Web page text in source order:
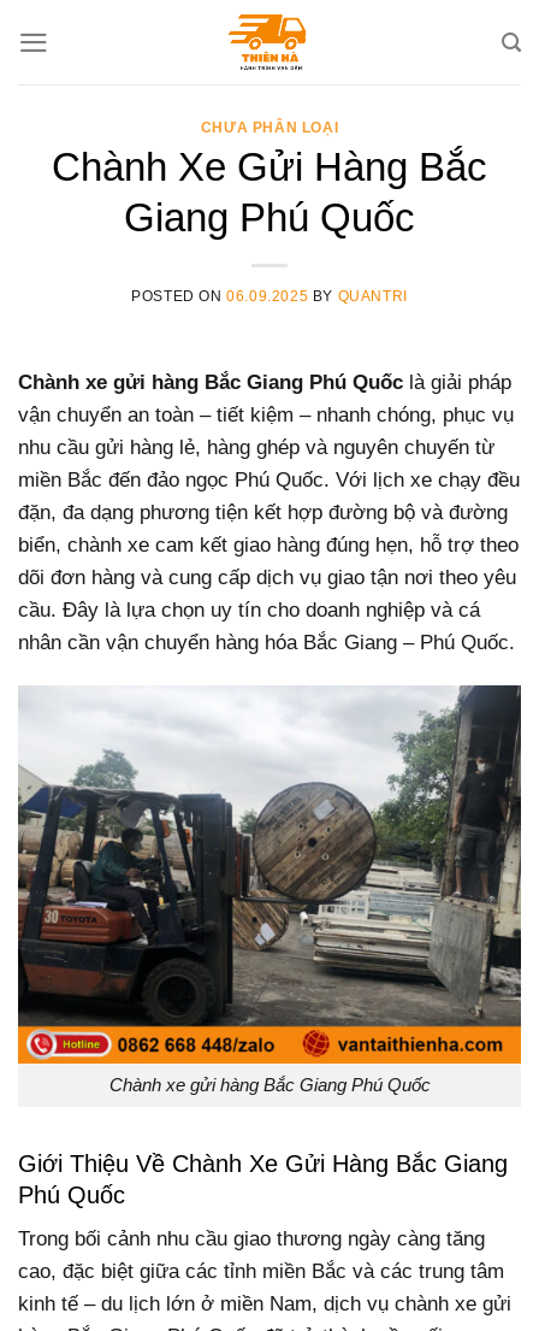
CHƯA PHÂN LOẠI
Chành Xe Gửi Hàng Bắc
Giang Phú Quốc
POSTED ON06.09.2025 BY QUANTRI
Chành xe gửi hàng Bắc Giang Phú Quốc là giải pháp
vận chuyển an toàn – tiết kiệm – nhanh chóng, phục vụ
nhu cầu gửi hàng lẻ, hàng ghép và nguyên chuyến từ
miền Bắc đến đảo ngọc Phú Quốc. Với lịch xe chạy đều
đặn, đa dạng phương tiện kết hợp đường bộ và đường
biển, chành xe cam kết giao hàng đúng hẹn, hỗ trợ theo
dõi đơn hàng và cung cấp dịch vụ giao tận nơi theo yêu
cầu. Đây là lựa chọn uy tín cho doanh nghiệp và cá
nhân cần vận chuyển hàng hóa Bắc Giang – Phú Quốc.
Chành xe gửi hàng Bắc Giang Phú Quốc
Giới Thiệu Về Chành Xe Gửi Hàng Bắc Giang
Phú Quốc
Trong bối cảnh nhu cầu giao thương ngày càng tăng
cao, đặc biệt giữa các tỉnh miền Bắc và các trung tâm
kinh tế – du lịch lớn ở miền Nam, dịch vụ chành xe gửi